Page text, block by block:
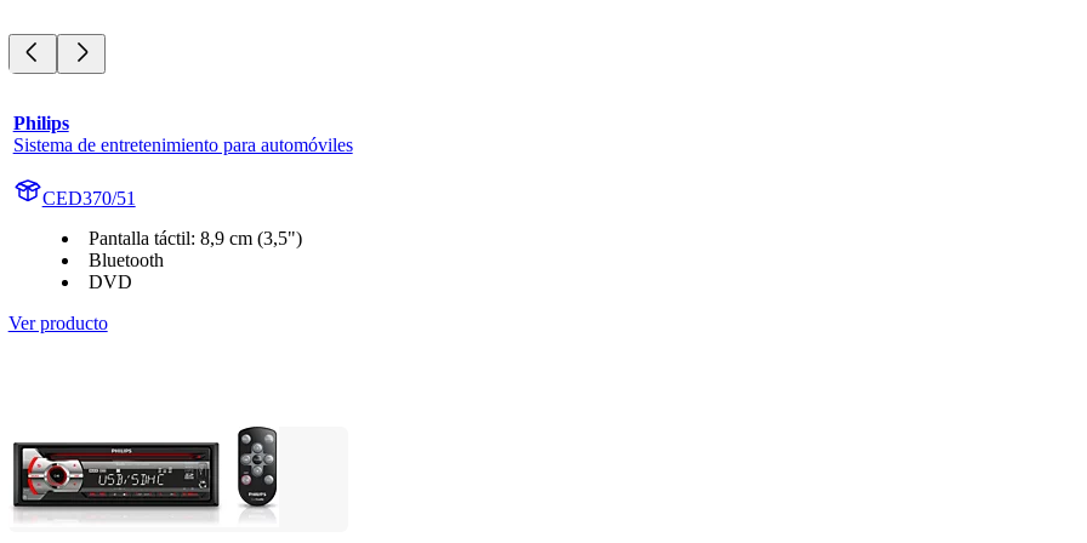
Philips
Sistema de entretenimiento para automóviles
CED370/51
Pantalla táctil: 8,9 cm (3,5")
Bluetooth
DVD
Ver producto